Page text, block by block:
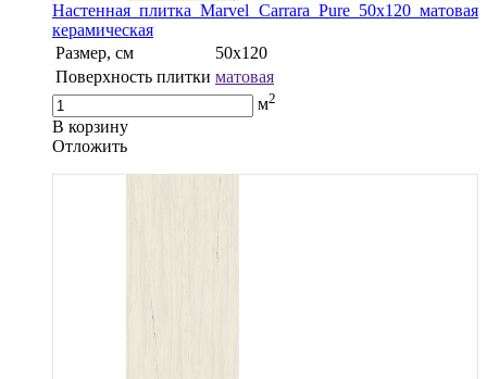
Настенная плитка Marvel Carrara Pure 50x120 матовая
керамическая
Размер, см
50x120
Поверхность плитки матовая
м2
В корзину
Oтложить